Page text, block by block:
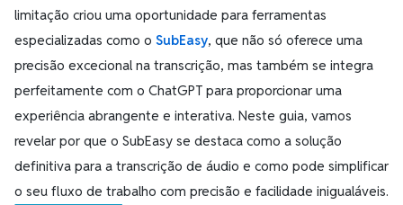
limitação criou uma oportunidade para ferramentas
especializadas como o SubEasy, que não só oferece uma
precisão excecional na transcrição, mas também se integra
perfeitamente com o ChatGPT para proporcionar uma
experiência abrangente e interativa. Neste guia, vamos
revelar por que o SubEasy se destaca como a solução
definitiva para a transcrição de áudio e como pode simplificar
o seu fluxo de trabalho com precisão e facilidade inigualáveis.